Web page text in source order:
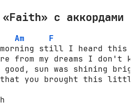
с аккордами
Am
F
morning still I heard this
from my dreams I don't
good, sun was shining
that you brought this little